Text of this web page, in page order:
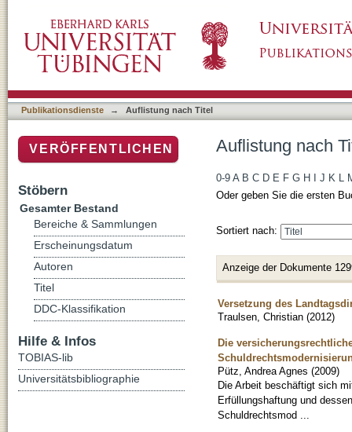
Publikationsdienste → Auflistung nach Titel
Auflistung nach
0-9 A B C D E F G H J K L
Oder geben Sie die ersten
Sortiert nach:
Anzeige der Dokumente
Versetzung des
Traulsen, Christian (2012)
Die
Pütz, Andrea Agnes (2009)
Die Arbeit beschäftigt sich
Erfüllungshaftung und
Schuldrechtsmod ...
VERÖFFENTLICHEN
Stöbern
Gesamter Bestand
Bereiche & Sammlungen
Erscheinungsdatum
Autoren
Titel
DDC-Klassifikation
Hilfe & Infos
TOBIAS-lib
Universitätsbibliographie